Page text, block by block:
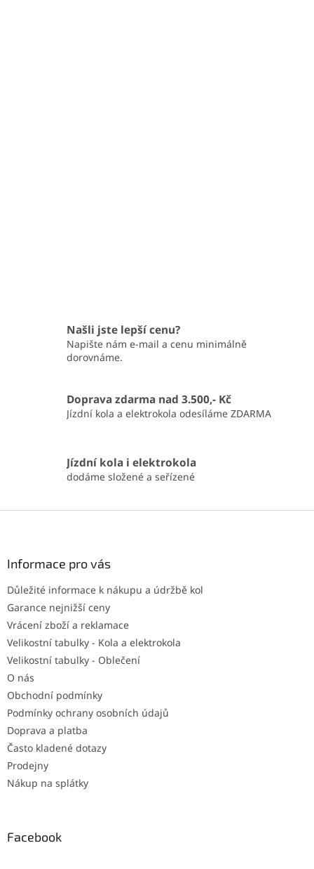
Našli jste lepší cenu?
Napište nám e-mail a cenu minimálně
dorovnáme.
Doprava zdarma nad 3.500,- Kč
Jízdní kola a elektrokola odesíláme ZDARMA
Jízdní kola i elektrokola
dodáme složené a seřízené
Informace pro vás
Důležité informace k nákupu a údržbě kol
Garance nejnižší ceny
Vrácení zboží a reklamace
Velikostní tabulky - Kola a elektrokola
Velikostní tabulky - Oblečení
O nás
Obchodní podmínky
Podmínky ochrany osobních údajů
Doprava a platba
Často kladené dotazy
Prodejny
Nákup na splátky
Facebook